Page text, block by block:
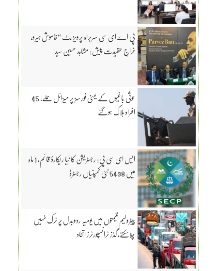
پی اے ای سی سربراہ پرویز بٹ “خاموش ہیرو،
خراجِ عقیدت پیش: مشاہد حسین سید
حوثی باغیوں کے یمنی فورسز پر میزائل حملے، 45
افراد ہلاک ہوگئے
ایس ای سی پی: رجسٹریشن کا نیا ریکارڈ قائم، 1 ماہ
میں 5438 نئی کمپنیاں رجسٹرڈ
پیٹرولیم قیمتوں میں یومیہ ردوبدل پر ٹرک نہیں
چلاسکتے، گڈز ٹرانسپورٹرز اتحاد